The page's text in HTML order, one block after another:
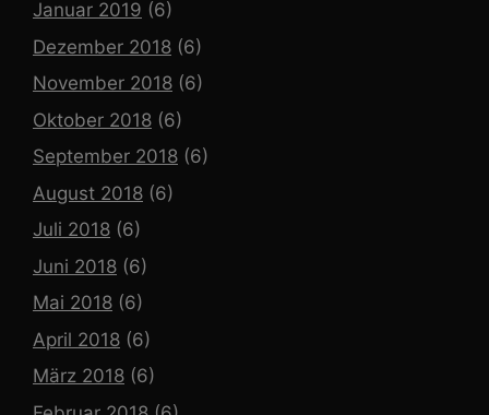
Januar 2019 (6)
Dezember 2018 (6)
November 2018 (6)
Oktober 2018 (6)
September 2018 (6)
August 2018 (6)
Juli 2018 (6)
Juni 2018 (6)
Mai 2018 (6)
April 2018 (6)
März 2018 (6)